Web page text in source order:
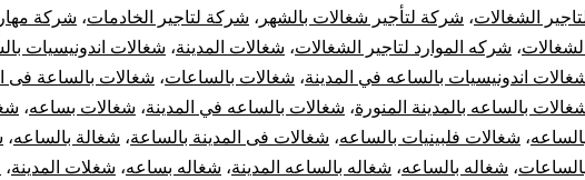
الشغالات، شركة لتأجير شغالات بالشهر ، شركة لتاجير الخادمات، شركة
الشغالات، شركه الموارد لتاجير الشغالات، شغالات المدينة، شغالات اندونيسيات
اندونيسيات بالساعه في المدينة، شغالات بالساعات، شغالات بالساعة فى
بالساعه بالمدينة المنورة، شغالات بالساعه في المدينة، شغالات بساعه،
، شغالات فلبينيات بالساعه، شغالات فى المدينة بالساعة، شغالة بالساعه،
، شغاله بالساعه، شغاله بالساعه المدينة، شغاله بساعه، شغلات المدينة،